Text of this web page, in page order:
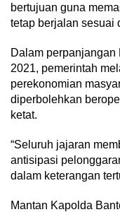
bertujuan guna
tetap berjalan sesuai
Dalam
2021, pemerintah
perekonomian
diperbolehkan
ketat.
“Seluruh jajaran
antisipasi
dalam keterangan
Mantan Kapolda